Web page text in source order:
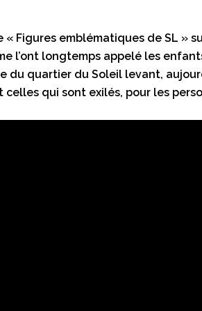
« Figures emblématiques de SL »
l’ont longtemps appelé les
du quartier du Soleil levant,
qui sont exilés, pour les